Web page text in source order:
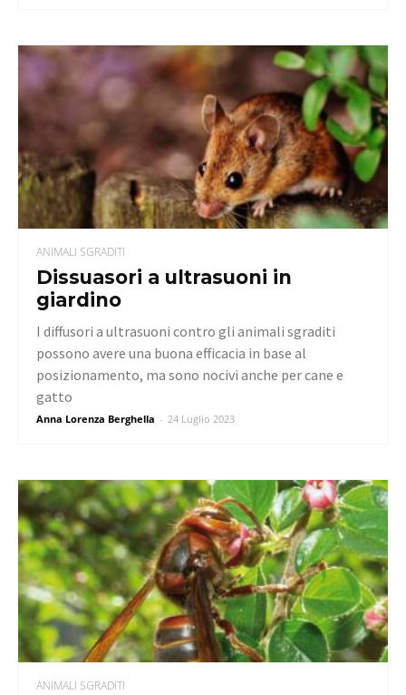
ANIMALI SGRADITI
Dissuasori a ultrasuoni in
giardino
Anna Lorenza Berghella - 24 Luglio 2023
I diffusori a ultrasuoni contro gli animali sgraditi
possono avere una buona efficacia in base al
posizionamento, ma sono nocivi anche per cane e
gatto
ANIMALI SGRADITI